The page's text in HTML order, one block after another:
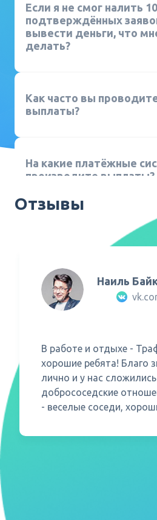
Если я не смог налить 10
подтверждённых
вывести деньги, что
делать?
Как часто вы
выплаты?
На какие платёжные
производите выплаты?
Как мне получить
приватным офферам?
Как часто обновляется
статистика? (Как
Какие есть
запреты?
Можно ли получать
Отзывы
Наиль
В работе и отдыхе -
хорошие ребята! Благо
лично и у нас сложились
добрососедские
- веселые соседи,